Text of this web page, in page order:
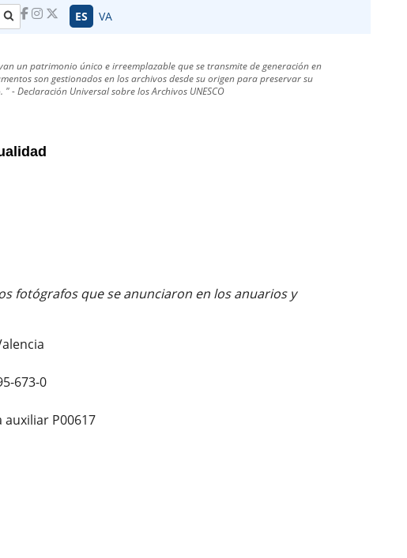
ES VA
un patrimonio único e irreemplazable que se transmite de generación en
son gestionados en los archivos desde su origen para preservar su
- Declaración Universal sobre los Archivos UNESCO
fotógrafos que se anunciaron en los anuarios y
673-0
auxiliar P00617